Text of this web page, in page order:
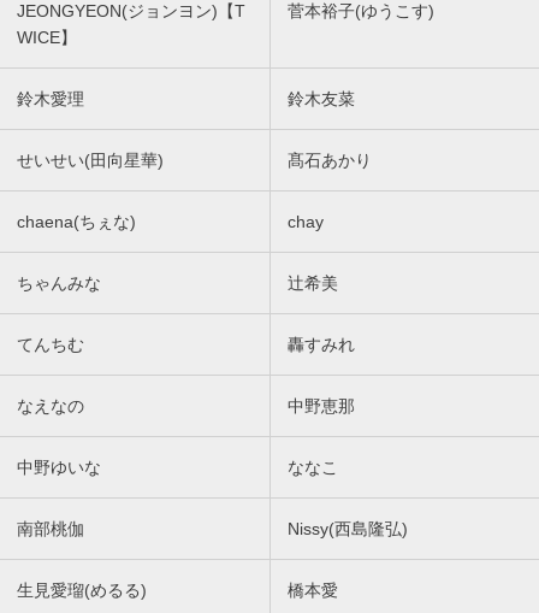
JEONGYEON(ジョンヨン)【T
WICE】
菅本裕子(ゆうこす)
鈴木愛理 鈴木友菜
せいせい(田向星華) 髙石あかり
chaena(ちぇな) chay
ちゃんみな 辻希美
てんちむ 轟すみれ
なえなの 中野恵那
中野ゆいな ななこ
南部桃伽 Nissy(西島隆弘)
生見愛瑠(めるる) 橋本愛